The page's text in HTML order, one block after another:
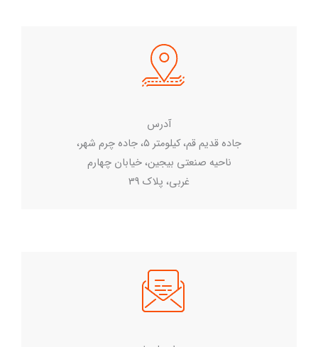
آدرس
جاده قدیم قم، کیلومتر ۵، جاده چرم شهر،
ناحیه صنعتی بیجین، خیابان چهارم
غربی، پلاک 39